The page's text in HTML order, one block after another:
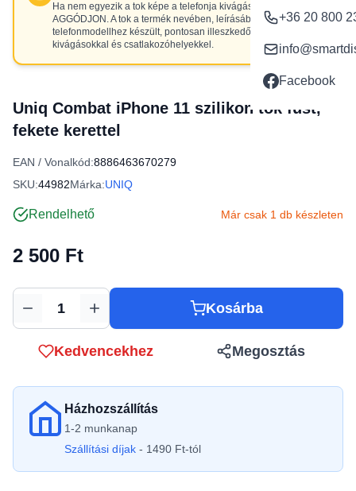
+36 20 800
Facebook
Ha nem egyezik a tok képe a telefonja kivágásaival, NE
AGGÓDJON. A tok a termék nevében, leírásában szereplő
telefonmodellhez készült, pontosan illeszkedő
kivágásokkal és csatlakozóhelyekkel.
Uniq Combat iPhone 11 szilikon tok füst,
fekete kerettel
EAN / Vonalkód:8886463670279
SKU:44982Márka:UNIQ
Rendelhető Már csak 1 db készleten
2 500 Ft
Mennyiség Kosárba
Kedvencekhez Megosztás
Házhozszállítás
1-2 munkanap
Szállítási díjak - 1490 Ft-tól